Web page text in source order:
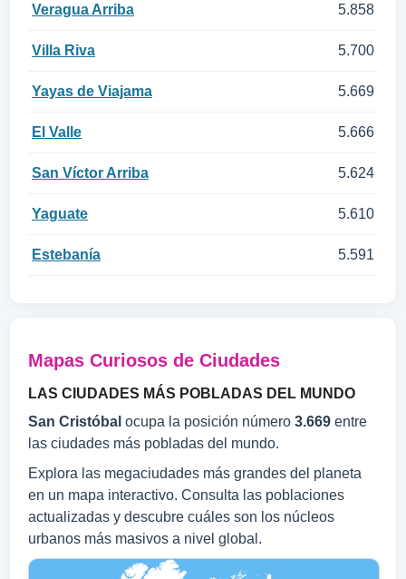
Veragua Arriba 5.858
Villa Riva 5.700
Yayas de Viajama 5.669
El Valle 5.666
San Víctor Arriba 5.624
Yaguate 5.610
Estebanía 5.591
Mapas Curiosos de Ciudades
LAS CIUDADES MÁS POBLADAS DEL MUNDO
San Cristóbal ocupa la posición número 3.669 entre
las ciudades más pobladas del mundo.
Explora las megaciudades más grandes del planeta
en un mapa interactivo. Consulta las poblaciones
actualizadas y descubre cuáles son los núcleos
urbanos más masivos a nivel global.